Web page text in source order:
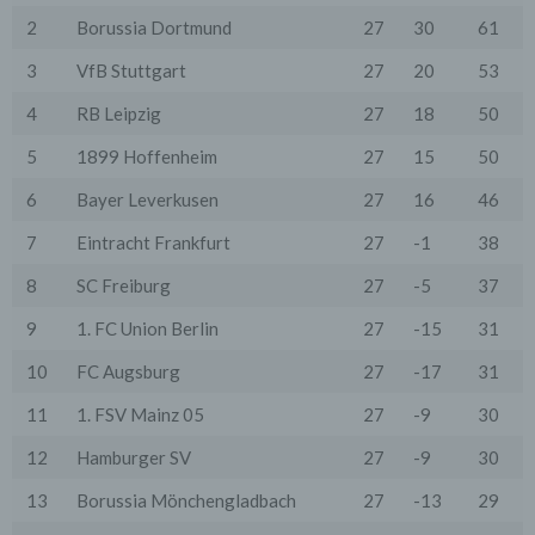
2
Borussia Dortmund 27 30
61
3
VfB Stuttgart 27 20
53
4
RB Leipzig 27 18
50
5
1899 Hoffenheim 27 15
50
6
Bayer Leverkusen 27 16
46
7
Eintracht Frankfurt 27 -1
38
8
SC Freiburg 27 -5
37
9
1. FC Union Berlin 27 -15
31
10
FC Augsburg 27 -17
31
11
1. FSV Mainz 05 27 -9
30
12
Hamburger SV 27 -9
30
13
Borussia Mönchengladbach 27 -13
29
dass ein Datentransfer in die Sitzstaaten der Dritt-
Anbieter stattfindet. Die Übermittlung von Daten in
gesetzlichen Erlaubnis, einer Einwilligung der Nutzer
vorausgesetzte Sicherheit der Daten gewährleisten.
3. Verarbeitung personenbezogener Daten
ausdrücklich in dieser Datenschutzerklärung
Grundlage gesetzlicher Erlaubnisse oder
- Die Zurverfügungstellung, Ausführung, Pflege,
Optimierung und Sicherung unserer Dienste-, Service-
und Nutzerleistungen;
- Die Gewährleistung eines effektiven Kundendienstes
und technischen Supports.
wenn dies für Abrechnungszwecke notwendig ist (z.B.
Zwecke, wenn diese notwendig sind, um unsere
zu erfüllen (z.B. Adressmitteilung an Lieferanten).